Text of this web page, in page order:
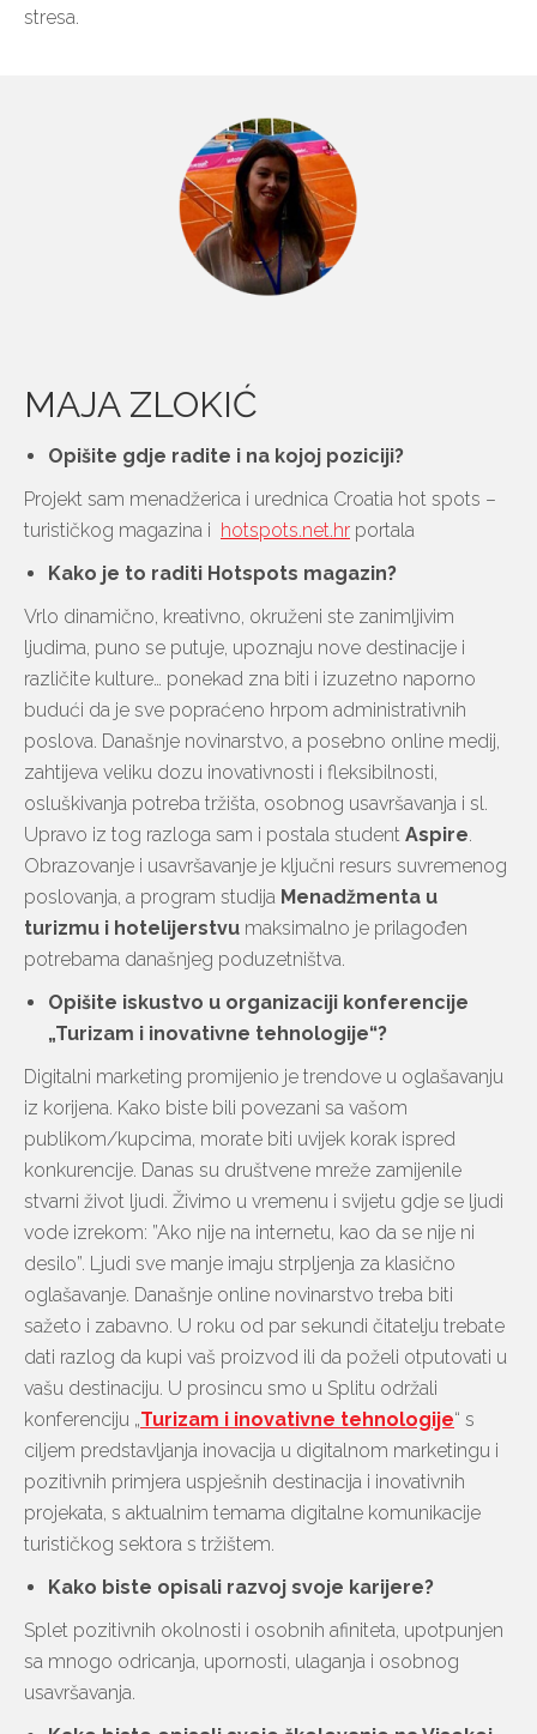
stresa.
MAJA ZLOKIĆ
Opišite gdje radite i na kojoj poziciji?
Projekt sam menadžerica i urednica Croatia hot spots –
turističkog magazina i hotspots.net.hr portala
Kako je to raditi Hotspots magazin?
Vrlo dinamično, kreativno, okruženi ste zanimljivim
ljudima, puno se putuje, upoznaju nove destinacije i
različite kulture… ponekad zna biti i izuzetno naporno
budući da je sve popraćeno hrpom administrativnih
poslova. Današnje novinarstvo, a posebno online medij,
zahtijeva veliku dozu inovativnosti i fleksibilnosti,
osluškivanja potreba tržišta, osobnog usavršavanja i sl.
Upravo iz tog razloga sam i postala student Aspire.
Obrazovanje i usavršavanje je ključni resurs suvremenog
poslovanja, a program studija Menadžmenta u
turizmu i hotelijerstvu maksimalno je prilagođen
potrebama današnjeg poduzetništva.
Opišite iskustvo u organizaciji konferencije
„Turizam i inovativne tehnologije“?
Digitalni marketing promijenio je trendove u oglašavanju
iz korijena. Kako biste bili povezani sa vašom
publikom/kupcima, morate biti uvijek korak ispred
konkurencije. Danas su društvene mreže zamijenile
stvarni život ljudi. Živimo u vremenu i svijetu gdje se ljudi
vode izrekom: ”Ako nije na internetu, kao da se nije ni
desilo”. Ljudi sve manje imaju strpljenja za klasično
oglašavanje. Današnje online novinarstvo treba biti
sažeto i zabavno. U roku od par sekundi čitatelju trebate
dati razlog da kupi vaš proizvod ili da poželi otputovati u
vašu destinaciju. U prosincu smo u Splitu održali
konferenciju „Turizam i inovativne tehnologije“ s
ciljem predstavljanja inovacija u digitalnom marketingu i
pozitivnih primjera uspješnih destinacija i inovativnih
projekata, s aktualnim temama digitalne komunikacije
turističkog sektora s tržištem.
Kako biste opisali razvoj svoje karijere?
Splet pozitivnih okolnosti i osobnih afiniteta, upotpunjen
sa mnogo odricanja, upornosti, ulaganja i osobnog
usavršavanja.